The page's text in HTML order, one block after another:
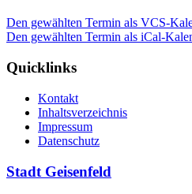
Den gewählten Termin als VCS-
Den gewählten Termin als iCal-
Quicklinks
Kontakt
Inhaltsverzeichnis
Impressum
Datenschutz
Stadt Geisenfeld